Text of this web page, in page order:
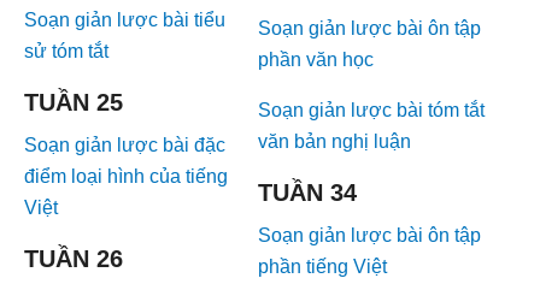
Soạn giản lược bài tiểu
sử tóm tắt
TUẦN 25
Soạn giản lược bài đặc
điểm loại hình của tiếng
Việt
TUẦN 26
Soạn giản lược bài ôn tập
phần văn học
Soạn giản lược bài tóm tắt
văn bản nghị luận
TUẦN 34
Soạn giản lược bài ôn tập
phần tiếng Việt